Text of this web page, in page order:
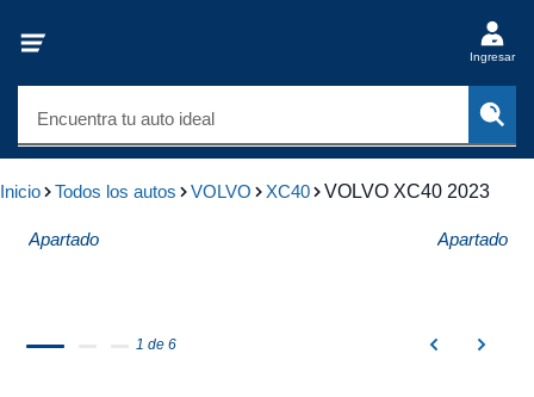
Ingresar
Encuentra tu auto ideal
Inicio Todos los autos VOLVO XC40 VOLVO XC40 2023
Apartado Apartado
1 de 6